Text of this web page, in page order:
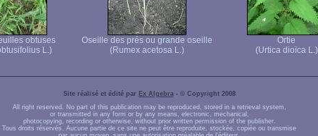
obtuses
L.)
Oseille des prés ou grande oseille
(Rumex acetosa L.)
Ortie
(Urtica dioïca L.)
Site réalisé et édité par Ex Algebra- © Copyright 2008
All right reserved. No part of this publication may be reproduced, stored in a retrieval system,
or transmitted in any form or by any means, electronic, mechanical,
photocopying, recording or otherwise, without prior written permission of the publisher.
Tous droits réservés. Aucune partie de ce site ne peut être reproduite, stockée, copiée ou transmise